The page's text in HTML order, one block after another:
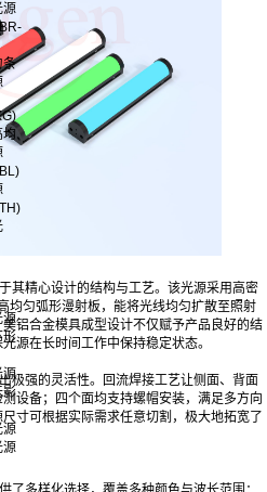
源
条
源
形
源
影
源
源
其精心设计的结构与工艺。该光源采用高密
均匀弧形漫射板，能将光线均匀扩散至照射
铝合金模具成型设计不仅赋予产品良好的结
源在长时间工作中保持稳定状态。
极强的灵活性。回流焊接工艺让侧面、背面
设备；四个面均支持螺帽安装，满足多方向
寸可根据实际需求任意切割，极大地拓宽了